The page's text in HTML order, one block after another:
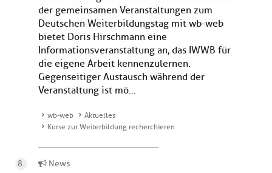
der gemeinsamen Veranstaltungen zum
Deutschen Weiterbildungstag mit wb-web
bietet Doris Hirschmann eine
Informationsveranstaltung an, das IWWB für
die eigene Arbeit kennenzulernen.
Gegenseitiger Austausch während der
Veranstaltung ist mö...
wb-web
Aktuelles
Kurse zur Weiterbildung recherchieren
News